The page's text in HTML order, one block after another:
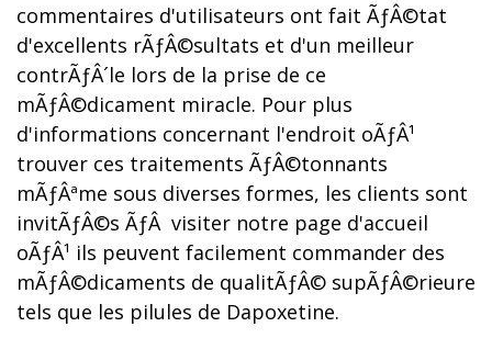
commentaires d'utilisateurs ont fait ÃƒÂ©tat
d'excellents rÃƒÂ©sultats et d'un meilleur
contrÃƒÂ´le lors de la prise de ce
mÃƒÂ©dicament miracle. Pour plus
d'informations concernant l'endroit oÃƒÂ¹
trouver ces traitements ÃƒÂ©tonnants
mÃƒÂªme sous diverses formes, les clients sont
invitÃƒÂ©s ÃƒÂ visiter notre page d'accueil
oÃƒÂ¹ ils peuvent facilement commander des
mÃƒÂ©dicaments de qualitÃƒÂ© supÃƒÂ©rieure
tels que les pilules de Dapoxetine.